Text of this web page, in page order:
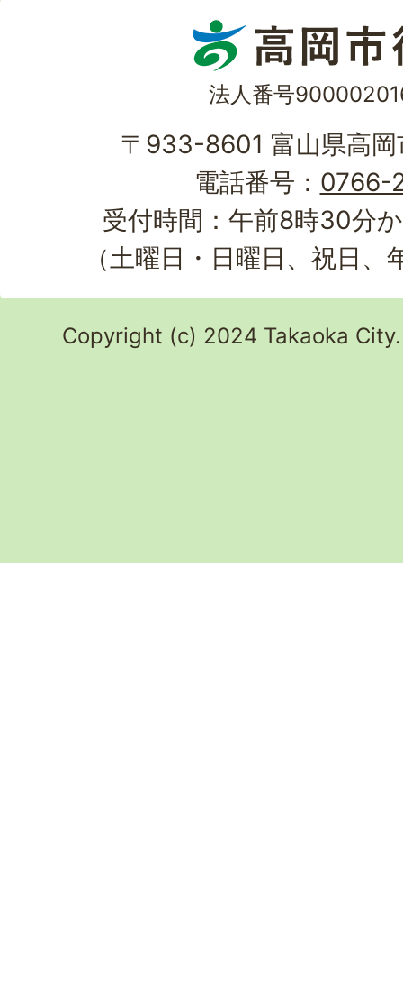
法人番号
〒933-8601 富山県高
電話番号： 0766-
受付時間：午前8時30分
（土曜日・日曜日、祝日
Copyright (c) 2024 Takaoka